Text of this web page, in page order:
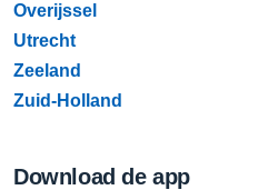
Overijssel
Utrecht
Zeeland
Zuid-Holland
Download de app